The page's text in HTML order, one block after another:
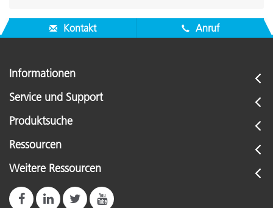
Kontakt Anruf
Informationen
Service und Support
Produktsuche
Ressourcen
Weitere Ressourcen